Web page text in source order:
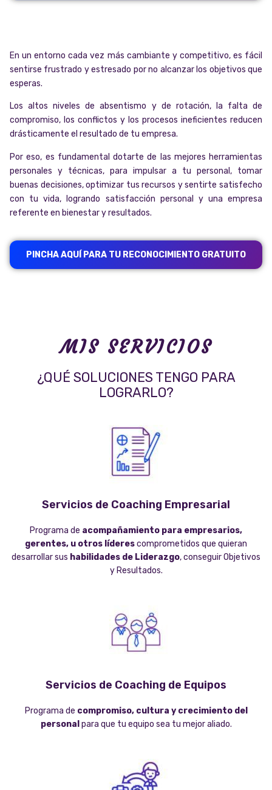
En un entorno cada vez más cambiante y competitivo, es fácil
sentirse frustrado y estresado por no alcanzar los objetivos que
esperas.
Los altos niveles de absentismo y de rotación, la falta de
compromiso, los conflictos y los procesos ineficientes reducen
drásticamente el resultado de tu empresa.
Por eso, es fundamental dotarte de las mejores herramientas
personales y técnicas, para impulsar a tu personal, tomar
buenas decisiones, optimizar tus recursos y sentirte satisfecho
con tu vida, logrando satisfacción personal y una empresa
referente en bienestar y resultados.
PINCHA AQUÍ PARA TU RECONOCIMIENTO GRATUITO
MIS SERVICIOS
¿QUÉ SOLUCIONES TENGO PARA
LOGRARLO?
Servicios de Coaching Empresarial
Programa de acompañamiento para empresarios,
gerentes, u otros líderescomprometidos que quieran
desarrollar sus habilidades de Liderazgo, conseguir Objetivos
y Resultados.
Servicios de Coaching de Equipos
Programa de compromiso, cultura y crecimiento del
personal para que tu equipo sea tu mejor aliado.